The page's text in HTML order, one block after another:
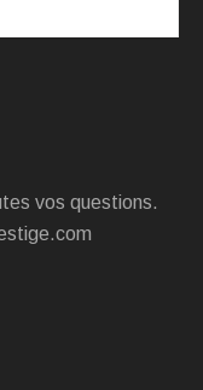
vos questions.